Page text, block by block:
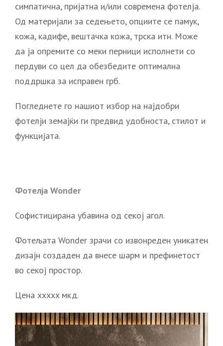
симпатична, пријатна и/или современа фотелја.
Од материјали за седењето, опциите се памук,
кожа, кадифе, вештачка кожа, трска итн. Може
да ја опремите со меки перници исполнети со
пердуви со цел да обезбедите оптимална
поддршка за исправен грб.
Погледнете го нашиот избор на најдобри
фотелји земајќи ги предвид удобноста, стилот и
функцијата.
Фотелја Wonder
Софистицирана убавина од секој агол.
Фотељата Wonder зрачи со извонреден уникатен
дизајн создаден да внесе шарм и префинетост
во секој простор.
Цена xxxxx мкд.